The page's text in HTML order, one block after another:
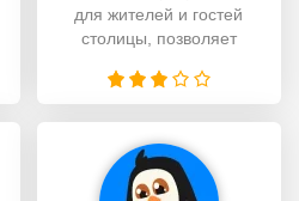
для жителей и гостей
столицы, позволяет
городским услугам